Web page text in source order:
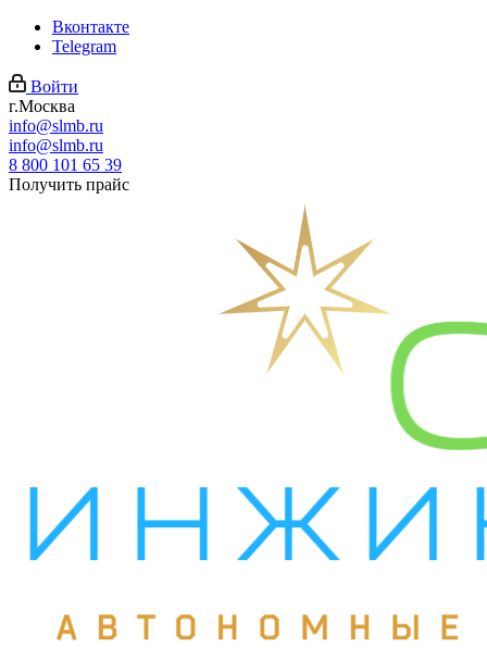
Вконтакте
Telegram
Войти
г.Москва
info@slmb.ru
info@slmb.ru
8 800 101 65 39
Получить прайс